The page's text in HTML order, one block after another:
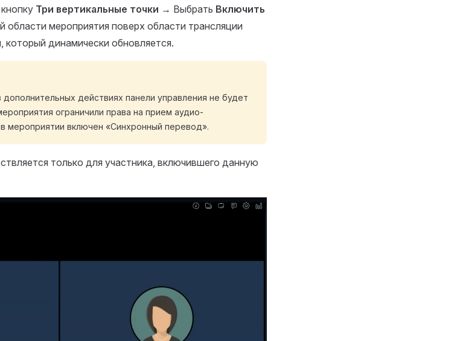
Три вертикальные точки → Выбрать Включить
области мероприятия поверх области трансляции
который динамически обновляется.
действиях панели управления не будет
ограничили права на прием аудио-
мероприятии включен «Синхронный перевод».
только для участника, включившего данную